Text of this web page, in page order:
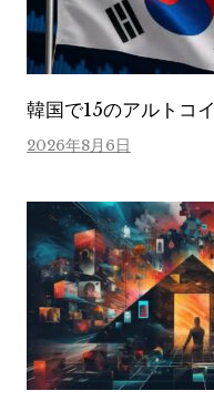
韓国で15のアルトコ
2026年8月6日